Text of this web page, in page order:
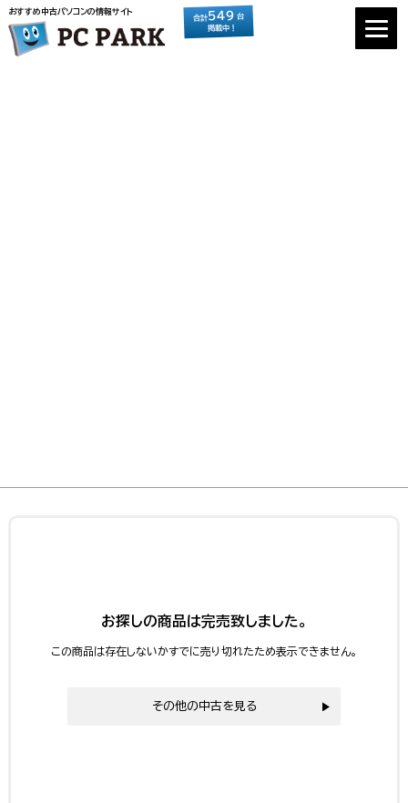
おすすめ中古パソコンの情報サイト
合計549 台
掲載中！
お探しの商品は完売致しました。
この商品は存在しないかすでに売り切れたため表示できません。
その他の中古を見る